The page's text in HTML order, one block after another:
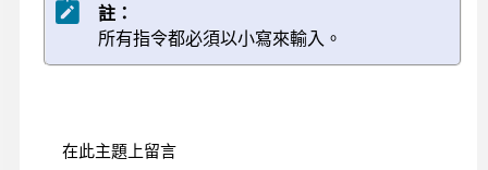
註：
所有指令都必須以小寫來輸入。
在此主題上留言